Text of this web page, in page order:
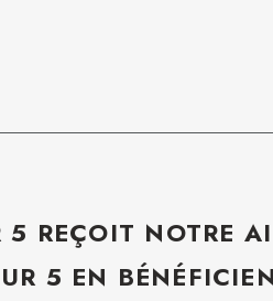
5 REÇOIT NOTRE
5 EN